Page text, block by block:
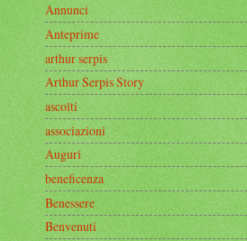
Annunci
Anteprime
arthur serpis
Arthur Serpis Story
ascolti
associazioni
Auguri
beneficenza
Benessere
Benvenuti